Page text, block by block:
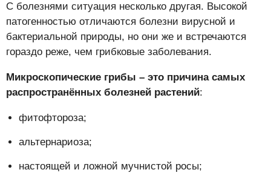
С болезнями ситуация несколько другая. Высокой
патогенностью отличаются болезни вирусной и
бактериальной природы, но они же и встречаются
гораздо реже, чем грибковые заболевания.
Микроскопические грибы – это причина самых
распространённых болезней растений:
фитофтороза;
альтернариоза;
настоящей и ложной мучнистой росы;